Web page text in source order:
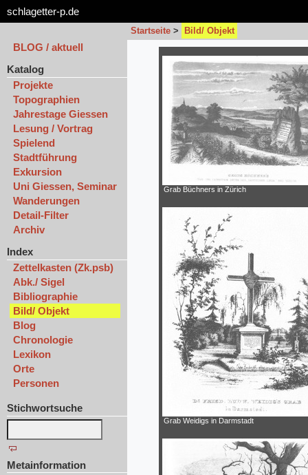
schlagetter-p.de
Startseite > Bild/ Objekt
BLOG / aktuell
Katalog
Projekte
Topographien
Jahrestage Giessen
Lesung / Vortrag
Spielend
Stadtführung
Exkursion
Uni Giessen, Seminar
Wanderungen
Detail-Filter
Archiv
Index
Zettelkasten (Zk.psb)
Abk./ Sigel
Bibliographie
Bild/ Objekt
Blog
Chronologie
Lexikon
Orte
Personen
Stichwortsuche
Metainformation
Grab Büchners in Zürich
Grab Weidigs in Darmstadt